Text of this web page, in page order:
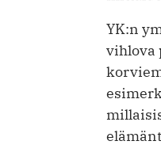
YK:n
vihlova